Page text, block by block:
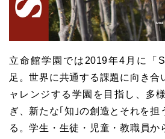
立命館学園では2019年4月に「
足。世界に共通する課題に向き合
ャレンジする学園を目指し、多
ぎ、新たな｢知｣の創造とそれを担
る。学生・生徒・児童・教職員か